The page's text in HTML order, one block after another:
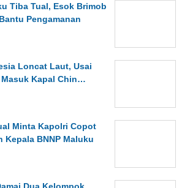
Tiba Tual, Esok Brimob
Pengamanan
Loncat Laut, Usai
Masuk Kapal Chin…
Minta Kapolri Copot
Kepala BNNP Maluku
Dua Kelompok